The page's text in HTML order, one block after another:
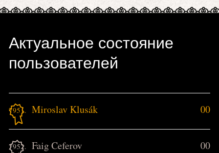
Актуальное состояние
пользователей
7951. Miroslav Klusák 00
7952. Faig Ceferov 00